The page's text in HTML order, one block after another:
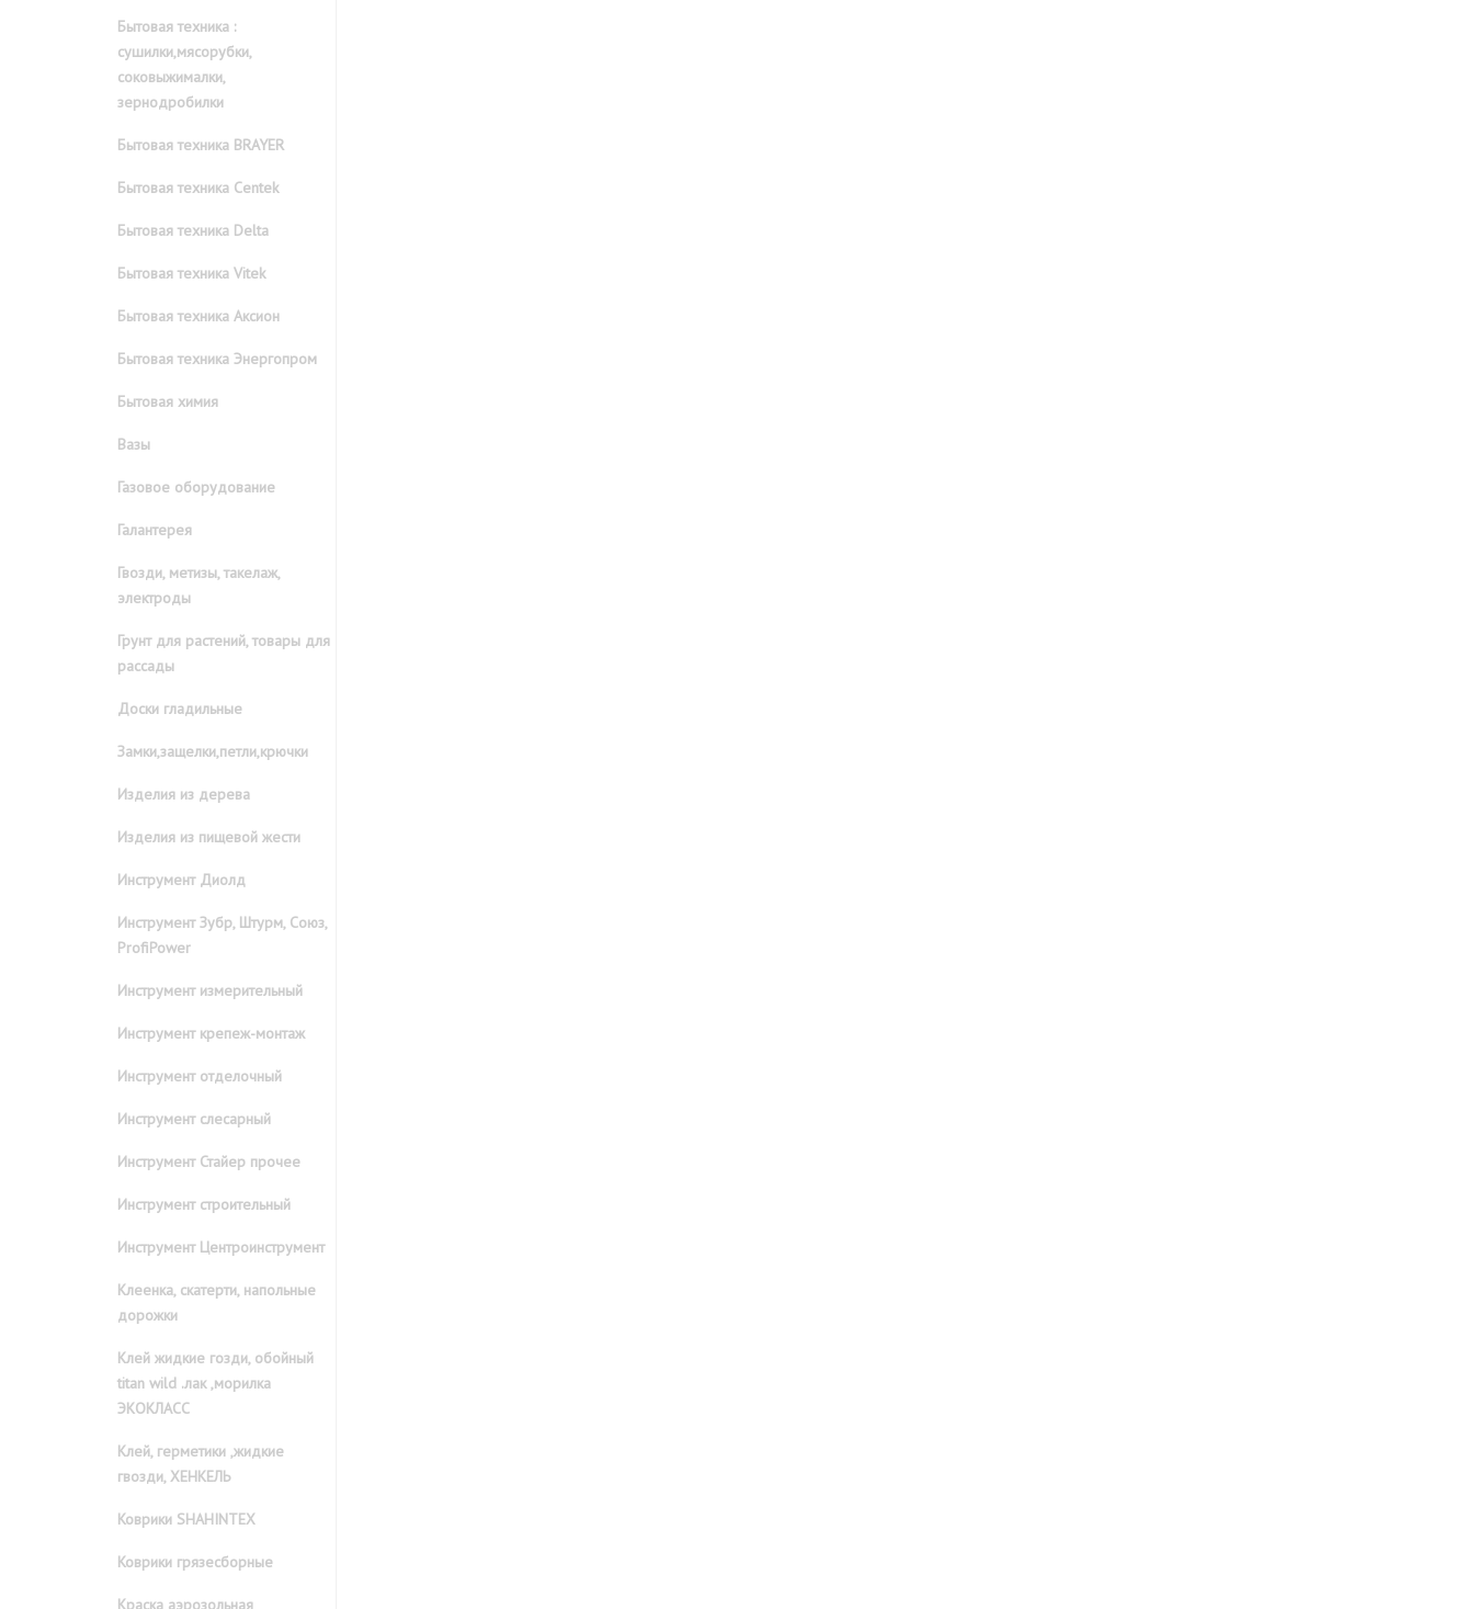
Бытовая техника :
сушилки,мясорубки,
соковыжималки,
зернодробилки
Бытовая техника BRAYER
Бытовая техника Centek
Бытовая техника Delta
Бытовая техника Vitek
Бытовая техника Аксион
Бытовая техника Энергопром
Бытовая химия
Вазы
Газовое оборудование
Галантерея
Гвозди, метизы, такелаж,
электроды
Грунт для растений, товары для
рассады
Доски гладильные
Замки,защелки,петли,крючки
Изделия из дерева
Изделия из пищевой жести
Инструмент Диолд
Инструмент Зубр, Штурм, Союз,
ProfiPower
Инструмент измерительный
Инструмент крепеж-монтаж
Инструмент отделочный
Инструмент слесарный
Инструмент Стайер прочее
Инструмент строительный
Инструмент Центроинструмент
Клеенка, скатерти, напольные
дорожки
Клей жидкие гозди, обойный
titan wild .лак ,морилка
ЭКОКЛАСС
Клей, герметики ,жидкие
гвозди, ХЕНКЕЛЬ
Коврики SHAHINTEX
Коврики грязесборные
Краска аэрозольная